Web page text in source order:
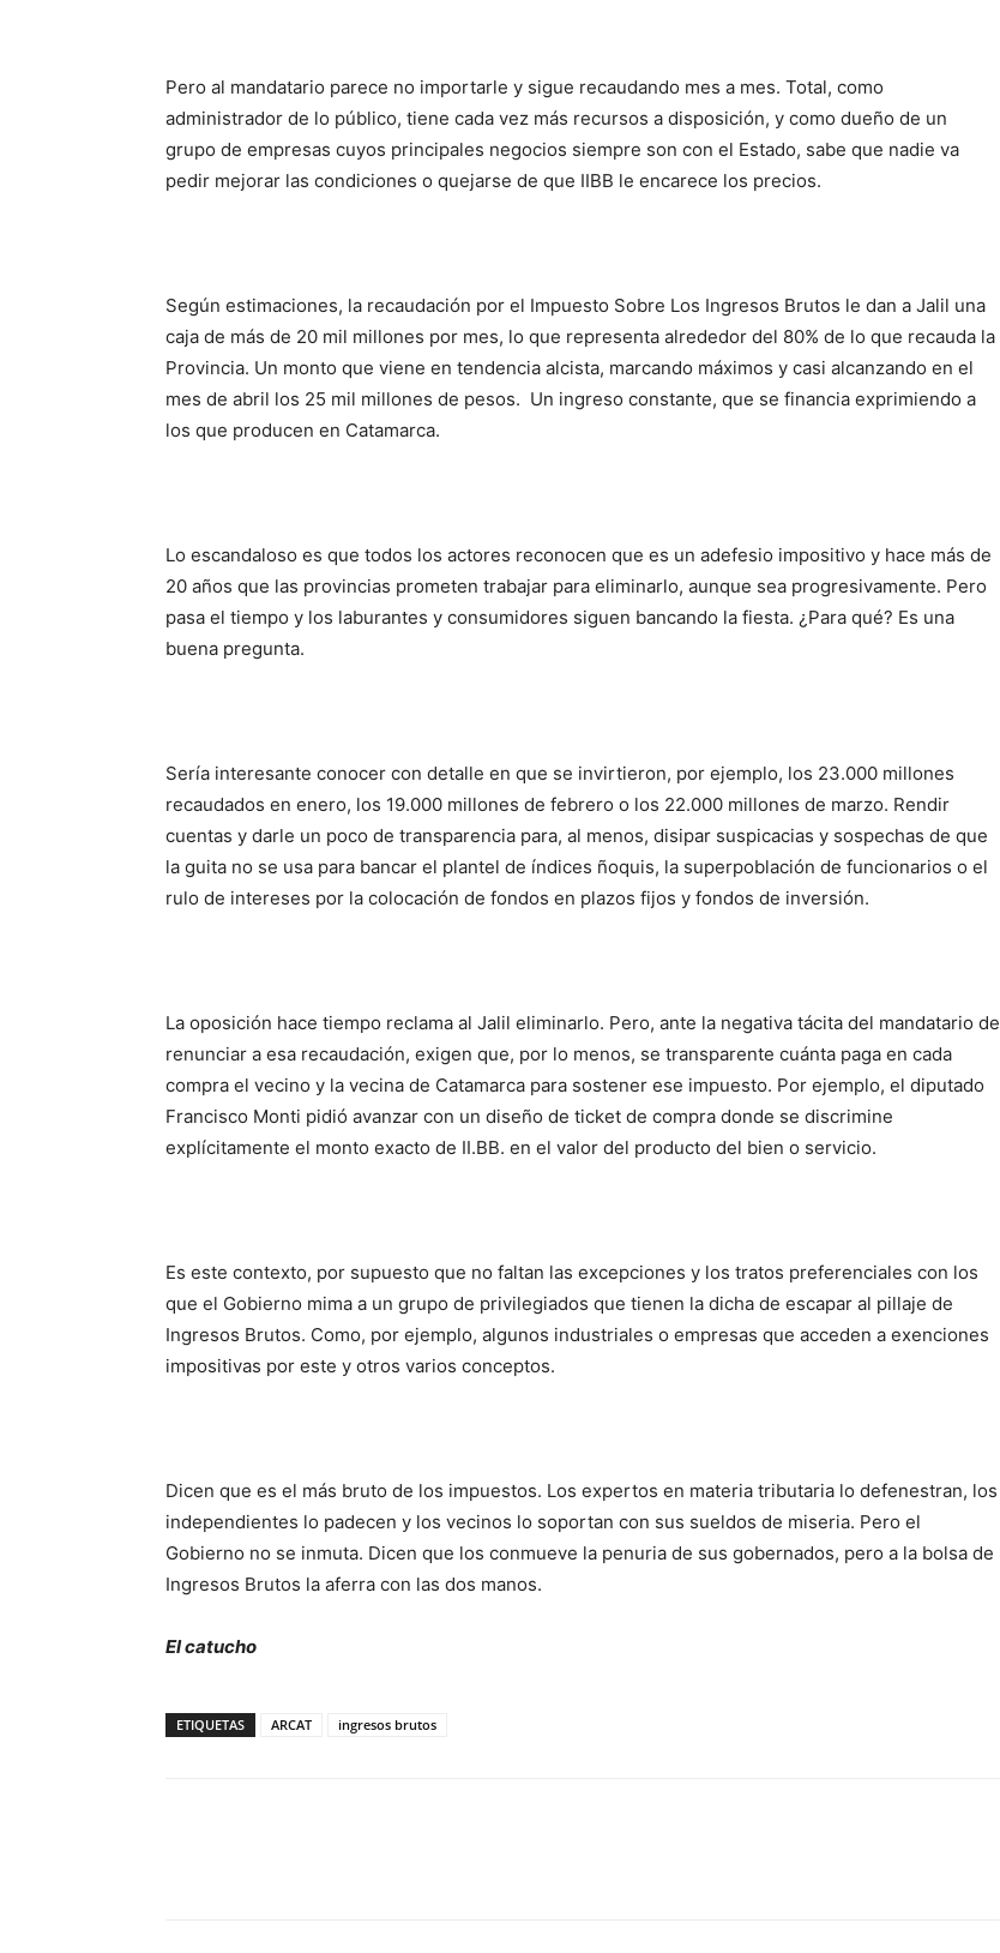
Pero al mandatario parece no importarle y sigue recaudando mes a mes. Total, como
administrador de lo público, tiene cada vez más recursos a disposición, y como dueño de un
grupo de empresas cuyos principales negocios siempre son con el Estado, sabe que nadie va
pedir mejorar las condiciones o quejarse de que IIBB le encarece los precios.
Según estimaciones, la recaudación por el Impuesto Sobre Los Ingresos Brutos le dan a Jalil una
caja de más de 20 mil millones por mes, lo que representa alrededor del 80% de lo que recauda la
Provincia. Un monto que viene en tendencia alcista, marcando máximos y casi alcanzando en el
mes de abril los 25 mil millones de pesos. Un ingreso constante, que se financia exprimiendo a
los que producen en Catamarca.
Lo escandaloso es que todos los actores reconocen que es un adefesio impositivo y hace más de
20 años que las provincias prometen trabajar para eliminarlo, aunque sea progresivamente. Pero
pasa el tiempo y los laburantes y consumidores siguen bancando la fiesta. ¿Para qué? Es una
buena pregunta.
Sería interesante conocer con detalle en que se invirtieron, por ejemplo, los 23.000 millones
recaudados en enero, los 19.000 millones de febrero o los 22.000 millones de marzo. Rendir
cuentas y darle un poco de transparencia para, al menos, disipar suspicacias y sospechas de que
la guita no se usa para bancar el plantel de índices ñoquis, la superpoblación de funcionarios o el
rulo de intereses por la colocación de fondos en plazos fijos y fondos de inversión.
La oposición hace tiempo reclama al Jalil eliminarlo. Pero, ante la negativa tácita del mandatario de
renunciar a esa recaudación, exigen que, por lo menos, se transparente cuánta paga en cada
compra el vecino y la vecina de Catamarca para sostener ese impuesto. Por ejemplo, el diputado
Francisco Monti pidió avanzar con un diseño de ticket de compra donde se discrimine
explícitamente el monto exacto de II.BB. en el valor del producto del bien o servicio.
Es este contexto, por supuesto que no faltan las excepciones y los tratos preferenciales con los
que el Gobierno mima a un grupo de privilegiados que tienen la dicha de escapar al pillaje de
Ingresos Brutos. Como, por ejemplo, algunos industriales o empresas que acceden a exenciones
impositivas por este y otros varios conceptos.
Dicen que es el más bruto de los impuestos. Los expertos en materia tributaria lo defenestran, los
independientes lo padecen y los vecinos lo soportan con sus sueldos de miseria. Pero el
Gobierno no se inmuta. Dicen que los conmueve la penuria de sus gobernados, pero a la bolsa de
Ingresos Brutos la aferra con las dos manos.
El catucho
ETIQUETAS ARCAT ingresos brutos